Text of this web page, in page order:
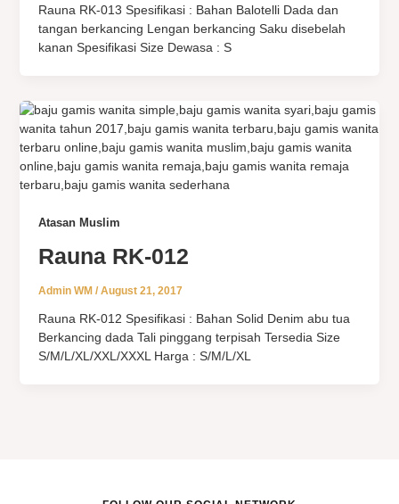
Rauna RK-013 Spesifikasi : Bahan Balotelli Dada dan
tangan berkancing Lengan berkancing Saku disebelah
kanan Spesifikasi Size Dewasa : S
Atasan Muslim
Rauna RK-012
Admin WM / August 21, 2017
Rauna RK-012 Spesifikasi : Bahan Solid Denim abu tua
Berkancing dada Tali pinggang terpisah Tersedia Size
S/M/L/XL/XXL/XXXL Harga : S/M/L/XL